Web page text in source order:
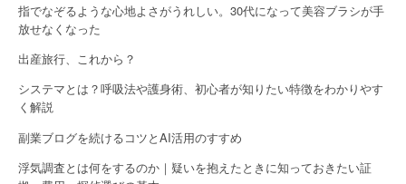
指でなぞるような心地よさがうれしい。30代になって美容ブラシが手
放せなくなった
出産旅行、これから？
システマとは？呼吸法や護身術、初心者が知りたい特徴をわかりやす
く解説
副業ブログを続けるコツとAI活用のすすめ
浮気調査とは何をするのか｜疑いを抱えたときに知っておきたい証